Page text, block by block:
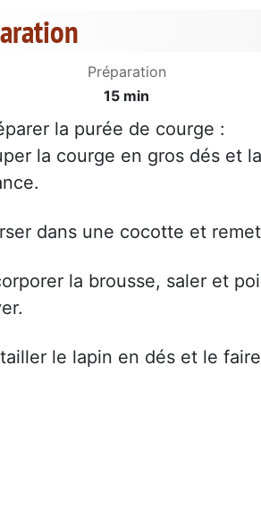
Préparation
15 min
la purée de courge :
la courge en gros dés et
dans une cocotte et
la brousse, saler et
le lapin en dés et le